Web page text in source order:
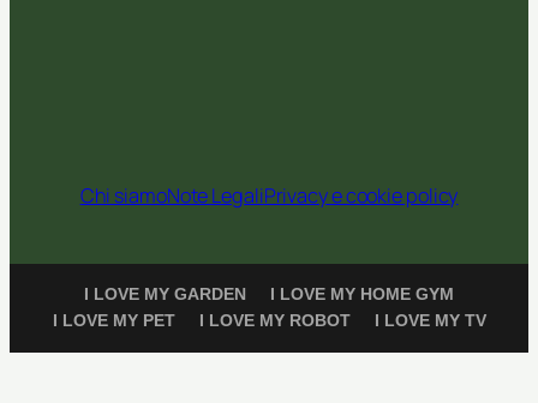
Chi siamoNote LegaliPrivacy e cookie policy
I LOVE MY GARDEN
I LOVE MY HOME GYM
I LOVE MY PET
I LOVE MY ROBOT I LOVE MY TV